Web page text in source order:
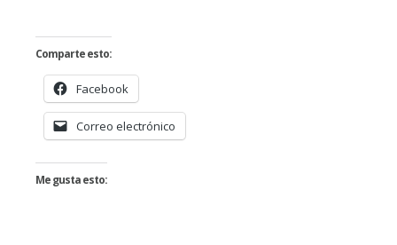
Comparte esto:
Facebook
Correo electrónico
Me gusta esto: